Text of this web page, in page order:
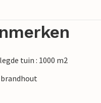
tot
mogelijkheden
Er is een
tuin : 1000 m2